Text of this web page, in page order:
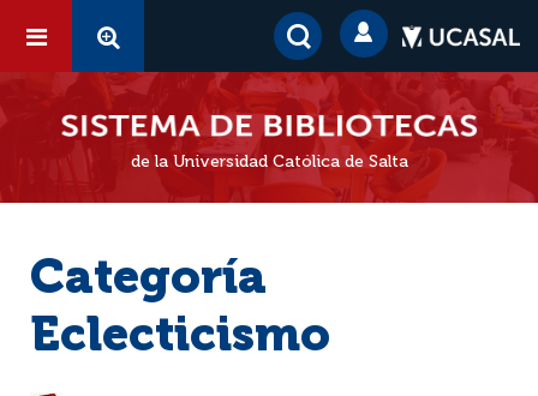
de la Universidad Católica de Salta
Categoría
Eclecticismo